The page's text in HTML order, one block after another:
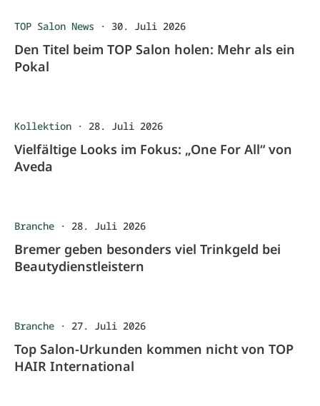
TOP Salon News · 30. Juli 2026
Den Titel beim TOP Salon holen: Mehr als ein
Pokal
Kollektion · 28. Juli 2026
Vielfältige Looks im Fokus: „One For All“ von
Aveda
Branche · 28. Juli 2026
Bremer geben besonders viel Trinkgeld bei
Beautydienstleistern
Branche · 27. Juli 2026
Top Salon-Urkunden kommen nicht von TOP
HAIR International